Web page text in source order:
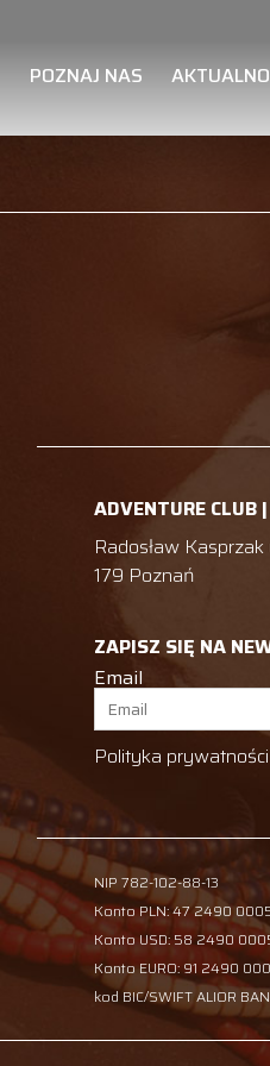
POZNAJ NAS
ADVENTURE
Radosław
179 Poznań
ZAPISZ SIĘ NA
Email
Polityka prywatności
NIP 782-102-88-13
Konto PLN: 47 2490
Konto USD: 58 2490
Konto EURO: 91 2490
kod BIC/SWIFT ALIOR